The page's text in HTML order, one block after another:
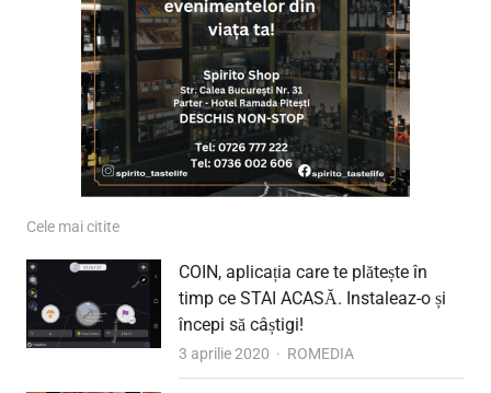
Cele mai citite
COIN, aplicația care te plătește în
timp ce STAI ACASĂ. Instaleaz-o și
începi să câștigi!
3 aprilie 2020 Author
ROMEDIA